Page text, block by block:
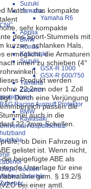
Suzuki
Yamaha
Yamaha R6
CNC
Aprilia
BMW
Honda
Kawasaki
Suzuki
GSX-R 1000
GSX-R 600/750
Yamaha
Zubehör
R&G Racing Auspuff Protektor
BMW
Kawasaki
Universal Auspuffschutz
Socken
Zubehör
Zubehör
Match - das kompakte
sehr kompakte
des Sport-Stummels mit
kurzen, schlanken Hals,
ermöglicht, die Armaturen
innen zu schieben (4°
Produkt werden
22,2mm oder 1 Zoll
Durch eine Verjüngung
passen die
auch in die
22,2mm-Schellen.
ob Dein Fahrzeug in
gelistet ist. Wenn nicht,
die beigefügte ABE als
Unterlage für eine
gem. § 19.2/§
bei einer amtl.